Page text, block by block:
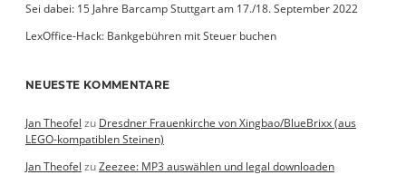
Sei dabei: 15 Jahre Barcamp Stuttgart am 17./18. September 2022
LexOffice-Hack: Bankgebühren mit Steuer buchen
NEUESTE KOMMENTARE
Jan Theofel zu Dresdner Frauenkirche von Xingbao/BlueBrixx (aus
LEGO-kompatiblen Steinen)
Jan Theofel zuZeezee: MP3 auswählen und legal downloaden